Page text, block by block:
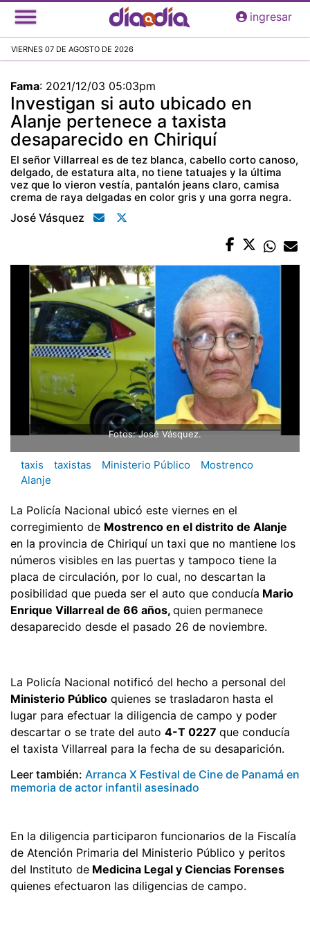
Pasar
al
principal
ingresar
VIERNES 07 DE AGOSTO DE 2026
Fama: 2021/12/03 05:03pm
Investigan si auto ubicado en
Alanje pertenece a taxista
desaparecido en Chiriquí
El señor Villarreal es de tez blanca, cabello corto canoso,
delgado, de estatura alta, no tiene tatuajes y la última
vez que lo vieron vestía, pantalón jeans claro, camisa
crema de raya delgadas en color gris y una gorra negra.
José Vásquez
Fotos: José Vásquez.
taxis taxistas Ministerio Público
Mostrenco
Alanje
La Policía Nacional ubicó este viernes en el
corregimiento de Mostrenco en el distrito de Alanje
en la provincia de Chiriquí un taxi que no mantiene los
números visibles en las puertas y tampoco tiene la
placa de circulación, por lo cual, no descartan la
posibilidad que pueda ser el auto que conducía Mario
Enrique Villarreal de 66 años, quien permanece
desaparecido desde el pasado 26 de noviembre.
La Policía Nacional notificó del hecho a personal del
Ministerio Público quienes se trasladaron hasta el
lugar para efectuar la diligencia de campo y poder
descartar o se trate del auto 4-T 0227 que conducía
el taxista Villarreal para la fecha de su desaparición.
Leer también: Arranca X Festival de Cine de Panamá en
memoria de actor infantil asesinado
En la diligencia participaron funcionarios de la Fiscalía
de Atención Primaria del Ministerio Público y peritos
del Instituto de Medicina Legal y Ciencias Forenses
quienes efectuaron las diligencias de campo.